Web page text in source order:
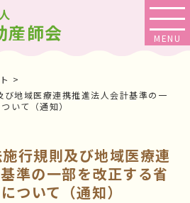
産師会
び地域医療連携推進法人会計基準の一
いて（通知）
施行規則及び地域医療連
準の一部を改正する省
ついて（通知）